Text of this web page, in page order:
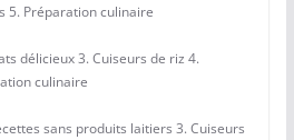
5. Préparation culinaire
délicieux 3. Cuiseurs de riz 4.
culinaire
sans produits laitiers 3. Cuiseurs